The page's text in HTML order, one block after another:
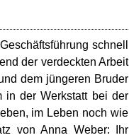
schnell
der verdeckten Arbeit
dem jüngeren Bruder
in der Werkstatt bei der
im Leben noch wie
von Anna Weber: Ihr